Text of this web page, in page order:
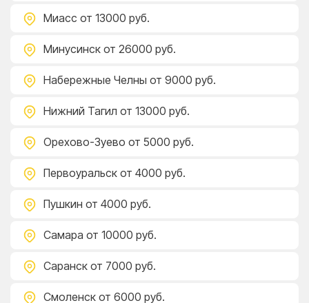
Миасс от 13000 руб.
Минусинск от 26000 руб.
Набережные Челны от 9000 руб.
Нижний Тагил от 13000 руб.
Орехово-Зуево от 5000 руб.
Первоуральск от 4000 руб.
Пушкин от 4000 руб.
Самара от 10000 руб.
Саранск от 7000 руб.
Смоленск от 6000 руб.